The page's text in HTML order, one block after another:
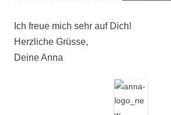
Ich freue mich sehr auf Dich!
Herzliche Grüsse,
Deine Anna